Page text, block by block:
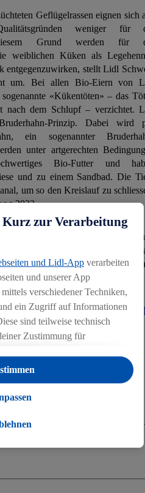
Geflügelrassen eignen sich
weniger für
Grund werden für
weiblichen Küken als
entgegenzuwirken, stellt Lidl
um. Bei allen Bio-Eiern von
«Kükentöten» – das
nach dem Schlupf – verzichtet.
Prinzip. Dabei wird
ein sogenannter
unter artgerechten
Bio-Futter und
und zu einem Sandbad. Die
um so den Kreislauf zu
2022.
zudem in der
Kükentöten» und sucht
und Produzenten
für alle Haltungsformen.
gesagt-getan.lidl.ch/de/detail/
Kurz zur Verarbeitung
und Lidl-App verarbeiten
und unserer App
verschiedener Techniken,
ein Zugriff auf Informationen
sind teilweise technisch
Zustimmung für
und außerhalb der Lidl-
des Lidl Plus-
Zwecke auch Daten aus
Verwendungszwecke
kannst du nur den Einsatz
Durch einen Klick auf